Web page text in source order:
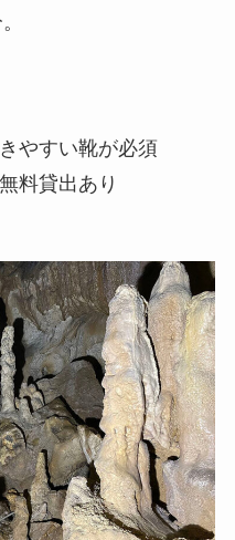
やすい靴が必須
料貸出あり